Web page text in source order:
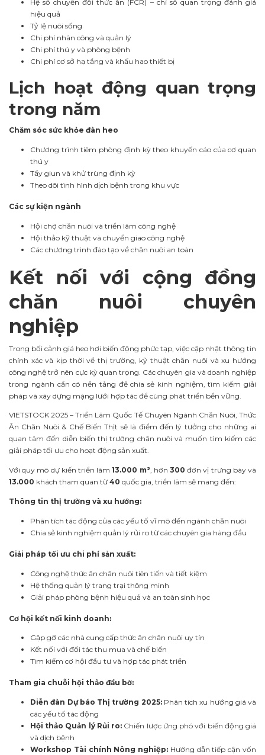
Hệ số chuyển đổi thức ăn (FCR) – chỉ số quan trọng đánh giá
hiệu quả
Tỷ lệ nuôi sống
Chi phí nhân công và quản lý
Chi phí thú y và phòng bệnh
Chi phí cơ sở hạ tầng và khấu hao thiết bị
Lịch hoạt động quan trọng
trong năm
Chăm sóc sức khỏe đàn heo
Chương trình tiêm phòng định kỳ theo khuyến cáo của cơ quan
thú y
Tẩy giun và khử trùng định kỳ
Theo dõi tình hình dịch bệnh trong khu vực
Các sự kiện ngành
Hội chợ chăn nuôi và triển lãm công nghệ
Hội thảo kỹ thuật và chuyển giao công nghệ
Các chương trình đào tạo về chăn nuôi an toàn
Kết nối với cộng đồng
chăn nuôi chuyên
nghiệp
Trong bối cảnh giá heo hơi biến động phức tạp, việc cập nhật thông tin
chính xác và kịp thời về thị trường, kỹ thuật chăn nuôi và xu hướng
công nghệ trở nên cực kỳ quan trọng. Các chuyên gia và doanh nghiệp
trong ngành cần có nền tảng để chia sẻ kinh nghiệm, tìm kiếm giải
pháp và xây dựng mạng lưới hợp tác để cùng phát triển bền vững.
VIETSTOCK 2025 – Triển Lãm Quốc Tế Chuyên Ngành Chăn Nuôi, Thức
Ăn Chăn Nuôi & Chế Biến Thịt sẽ là điểm đến lý tưởng cho những ai
quan tâm đến diễn biến thị trường chăn nuôi và muốn tìm kiếm các
giải pháp tối ưu cho hoạt động sản xuất.
Với quy mô dự kiến triển lãm13.000 m², hơn300 đơn vị trưng bày và
13.000 khách tham quan từ 40 quốc gia, triển lãm sẽ mang đến:
Thông tin thị trường và xu hướng:
Phân tích tác động của các yếu tố vĩ mô đến ngành chăn nuôi
Chia sẻ kinh nghiệm quản lý rủi ro từ các chuyên gia hàng đầu
Giải pháp tối ưu chi phí sản xuất:
Công nghệ thức ăn chăn nuôi tiên tiến và tiết kiệm
Hệ thống quản lý trang trại thông minh
Giải pháp phòng bệnh hiệu quả và an toàn sinh học
Cơ hội kết nối kinh doanh:
Gặp gỡ các nhà cung cấp thức ăn chăn nuôi uy tín
Kết nối với đối tác thu mua và chế biến
Tìm kiếm cơ hội đầu tư và hợp tác phát triển
Tham gia chuỗi hội thảo đầu bờ:
Diễn đàn Dự báo Thị trường 2025:Phân tích xu hướng giá và
các yếu tố tác động
Hội thảo Quản lý Rủi ro: Chiến lược ứng phó với biến động giá
và dịch bệnh
Workshop Tài chính Nông nghiệp: Hướng dẫn tiếp cận vốn